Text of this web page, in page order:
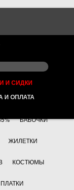
И СИДКИ
И ОПЛАТА
Ваш город -
ОДЕЖДЫ
БАБОЧКИ
ЖИЛЕТКИ
КОСТЮМЫ